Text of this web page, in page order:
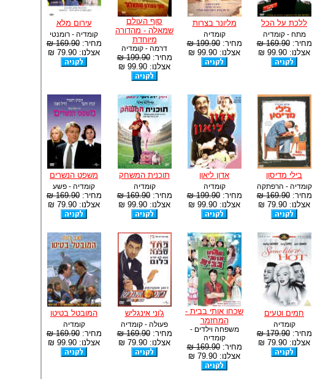
ללכת על הכל
מתח - קומדיה
מחיר:169.90 ₪
אצלנו: 99.90 ₪
מליונר בצרות
קומדיה
מחיר:199.90 ₪
אצלנו: 99.90 ₪
סוף העולם
שמאלה - מהדורה
מיוחדת
דרמה - קומדיה
מחיר:199.90 ₪
אצלנו: 99.90 ₪
עירום מלא
קומדיה - רומנטי
מחיר:169.90 ₪
אצלנו: 79.90 ₪
בילי מדיסון
קומדיה - הרפתקה
מחיר:169.90 ₪
אצלנו: 79.90 ₪
אדון ליאון
קומדיה
מחיר:199.90 ₪
אצלנו: 99.90 ₪
תוכנית המשחק
קומדיה
מחיר:169.90 ₪
אצלנו: 99.90 ₪
משפט הנשרים
קומדיה - פשע
מחיר:169.90 ₪
אצלנו: 79.90 ₪
חמים וטעים
קומדיה
מחיר:179.90 ₪
אצלנו: 79.90 ₪
שכחו אותי בבית -
המחזמר
משפחה וילדים -
קומדיה
מחיר:169.90 ₪
אצלנו: 79.90 ₪
ג'וני אינגליש
פעולה - קומדיה
מחיר:169.90 ₪
אצלנו: 79.90 ₪
המובטל בטיטו
קומדיה
מחיר:169.90 ₪
אצלנו: 99.90 ₪